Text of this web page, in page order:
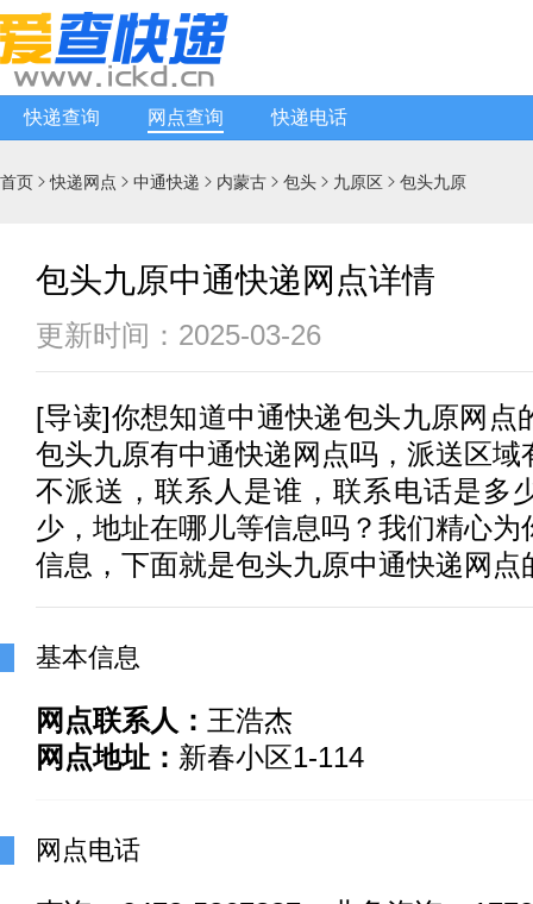
快递查询 网点查询 快递电话
首页 快递网点  中通快递  内蒙古  包头  九原区  包头九原
包头九原中通快递网点详情
更新时间：2025-03-26
[导读]你想知道中通快递包头九原网点
包头九原有中通快递 网点吗，派送区
不派送，联系人是谁，联系电话是多
少，地址在哪儿等信息吗？我们精心为
信息，下面就是包头九原中通快递网点
基本信息
网点联系人： 王浩杰
网点地址： 新春小区1-114
网点电话